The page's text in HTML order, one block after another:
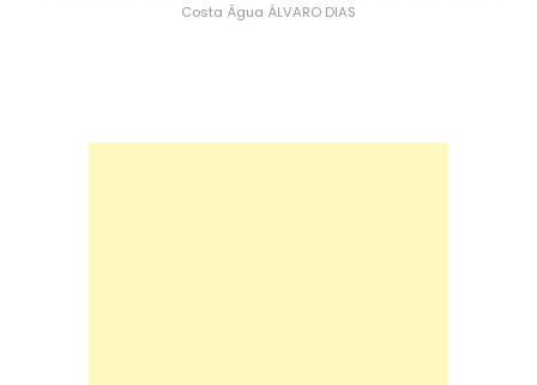
Costa Água ÁLVARO DIAS